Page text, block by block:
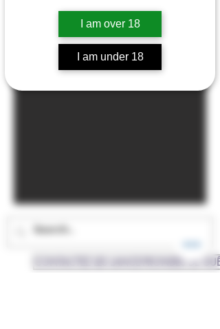
I am over 18
I am under 18
CONTACTEZ LES LANCE-FRONDES DE